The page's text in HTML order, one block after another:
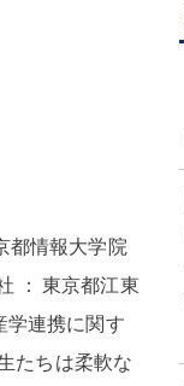
都情報大学院
： 東京都江東
学連携に関す
たちは柔軟な